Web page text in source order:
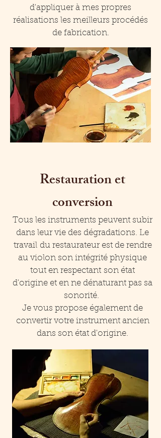
d'appliquer à mes propres
réalisations les meilleurs procédés
de fabrication.
Restauration et
conversion
Tous les instruments peuvent subir
dans leur vie des dégradations. Le
travail du restaurateur est de rendre
au violon son intégrité physique
tout en respectant son état
d'origine et en ne dénaturant pas sa
sonorité.
Je vous propose également de
convertir votre instrument ancien
dans son état d'origine.